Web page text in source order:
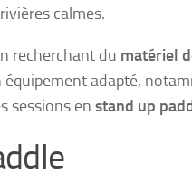
calmes.
recherchant du matériel
adapté,
sessions en stand up